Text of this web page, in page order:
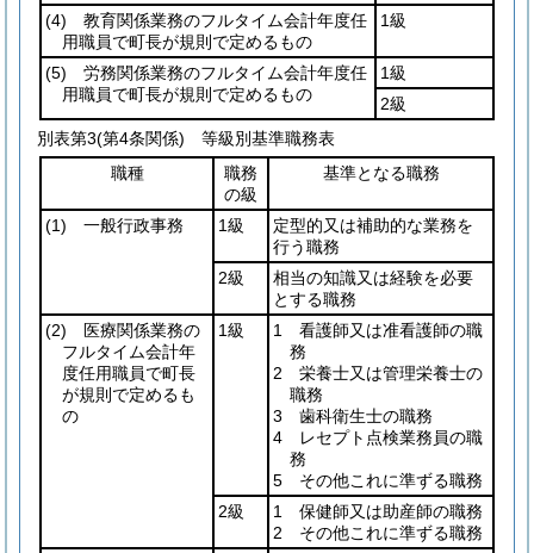
(4) 教育関係業務のフルタイム会計年度任
用職員で町長が規則で定めるもの
1級
(5) 労務関係業務のフルタイム会計年度任
用職員で町長が規則で定めるもの
1級
2級
別表第3(第4条関係) 等級別基準職務表
職種
職務
の級
基準となる職務
(1) 一般行政事務 1級
定型的又は補助的な業務を
行う職務
2級
相当の知識又は経験を必要
とする職務
(2) 医療関係業務の
フルタイム会計年
度任用職員で町長
が規則で定めるも
の
1級
1 看護師又は准看護師の職
務
2 栄養士又は管理栄養士の
職務
3 歯科衛生士の職務
4 レセプト点検業務員の職
務
5 その他これに準ずる職務
2級
1 保健師又は助産師の職務
2 その他これに準ずる職務